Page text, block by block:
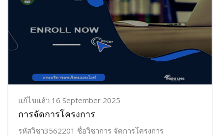
แก้ไขแล้ว 16 September 2025
การจัดการโครงการ
รหัสวิชา3562201 ชื่อวิชาการ จัดการโครงการ